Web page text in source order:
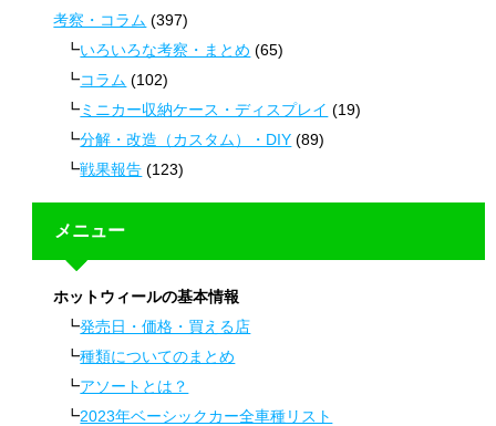
考察・コラム (397)
いろいろな考察・まとめ (65)
コラム (102)
ミニカー収納ケース・ディスプレイ (19)
分解・改造（カスタム）・DIY (89)
戦果報告 (123)
メニュー
ホットウィールの基本情報
発売日・価格・買える店
種類についてのまとめ
アソートとは？
2023年ベーシックカー全車種リスト